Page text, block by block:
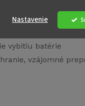
Nastavenie
CAN pre
vybitiu batérie
vzájomné